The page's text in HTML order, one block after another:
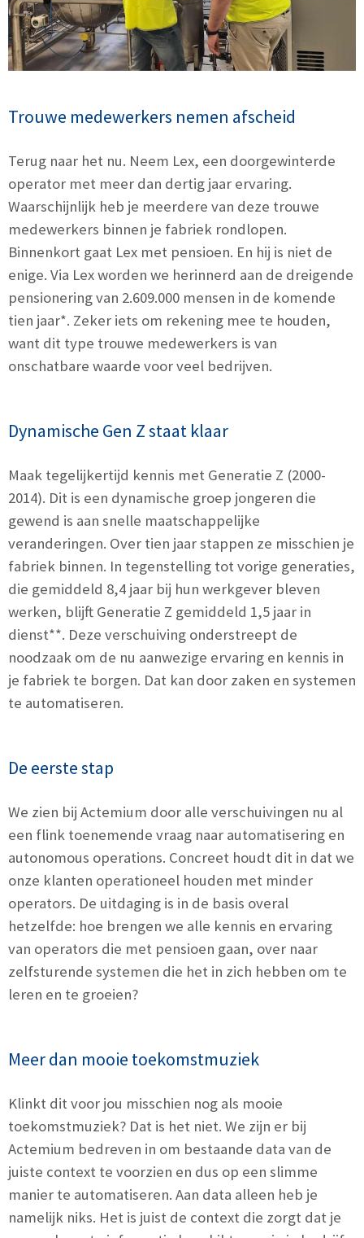
Trouwe medewerkers nemen afscheid
Terug naar het nu. Neem Lex, een doorgewinterde
operator met meer dan dertig jaar ervaring.
Waarschijnlijk heb je meerdere van deze trouwe
medewerkers binnen je fabriek rondlopen.
Binnenkort gaat Lex met pensioen. En hij is niet de
enige. Via Lex worden we herinnerd aan de dreigende
pensionering van 2.609.000 mensen in de komende
tien jaar*. Zeker iets om rekening mee te houden,
want dit type trouwe medewerkers is van
onschatbare waarde voor veel bedrijven.
Dynamische Gen Z staat klaar
Maak tegelijkertijd kennis met Generatie Z (2000-
2014). Dit is een dynamische groep jongeren die
gewend is aan snelle maatschappelijke
veranderingen. Over tien jaar stappen ze misschien je
fabriek binnen. In tegenstelling tot vorige generaties,
die gemiddeld 8,4 jaar bij hun werkgever bleven
werken, blijft Generatie Z gemiddeld 1,5 jaar in
dienst**. Deze verschuiving onderstreept de
noodzaak om de nu aanwezige ervaring en kennis in
je fabriek te borgen. Dat kan door zaken en systemen
te automatiseren.
De eerste stap
We zien bij Actemium door alle verschuivingen nu al
een flink toenemende vraag naar automatisering en
autonomous operations. Concreet houdt dit in dat we
onze klanten operationeel houden met minder
operators. De uitdaging is in de basis overal
hetzelfde: hoe brengen we alle kennis en ervaring
van operators die met pensioen gaan, over naar
zelfsturende systemen die het in zich hebben om te
leren en te groeien?
Meer dan mooie toekomstmuziek
Klinkt dit voor jou misschien nog als mooie
toekomstmuziek? Dat is het niet. We zijn er bij
Actemium bedreven in om bestaande data van de
juiste context te voorzien en dus op een slimme
manier te automatiseren. Aan data alleen heb je
namelijk niks. Het is juist de context die zorgt dat je